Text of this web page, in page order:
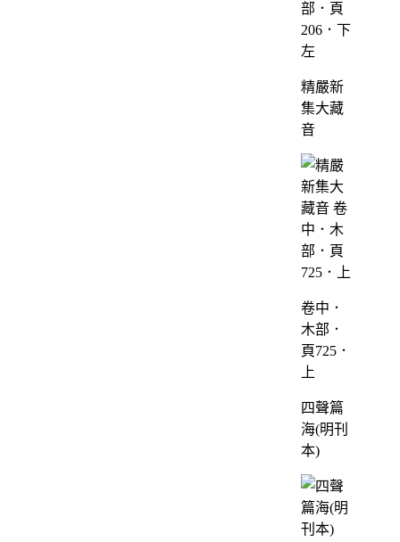
部．頁
206．下
左
精嚴新
集大藏
音
卷中．
木部．
頁725．
上
四聲篇
海(明刊
本)